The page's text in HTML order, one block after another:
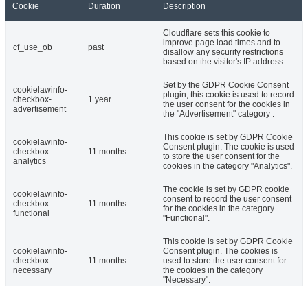
Cookie Duration Description
cf_use_ob past
Cloudflare sets this cookie to
improve page load times and to
disallow any security restrictions
based on the visitor's IP address.
cookielawinfo-
checkbox-
advertisement
1 year
Set by the GDPR Cookie Consent
plugin, this cookie is used to record
the user consent for the cookies in
the "Advertisement" category .
cookielawinfo-
checkbox-
analytics
11 months
This cookie is set by GDPR Cookie
Consent plugin. The cookie is used
to store the user consent for the
cookies in the category "Analytics".
cookielawinfo-
checkbox-
functional
11 months
The cookie is set by GDPR cookie
consent to record the user consent
for the cookies in the category
"Functional".
cookielawinfo-
checkbox-
necessary
11 months
This cookie is set by GDPR Cookie
Consent plugin. The cookies is
used to store the user consent for
the cookies in the category
"Necessary".